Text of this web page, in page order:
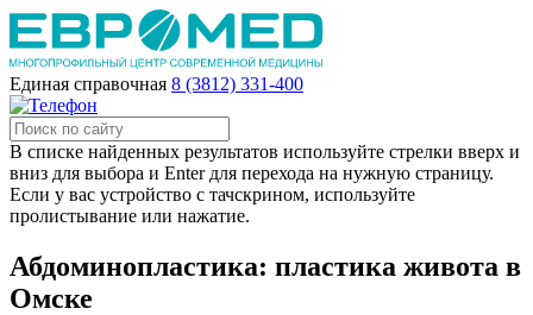
Единая справочная 8 (3812) 331-400
В списке найденных результатов используйте стрелки вверх и
вниз для выбора и Enter для перехода на нужную страницу.
Если у вас устройство с тачскрином, используйте
пролистывание или нажатие.
Абдоминопластика: пластика живота в
Омске